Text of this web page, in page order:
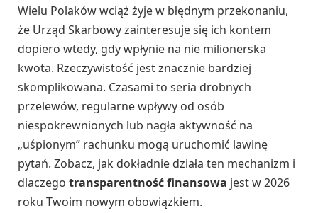
Wielu Polaków wciąż żyje w błędnym przekonaniu,
że Urząd Skarbowy zainteresuje się ich kontem
dopiero wtedy, gdy wpłynie na nie milionerska
kwota. Rzeczywistość jest znacznie bardziej
skomplikowana. Czasami to seria drobnych
przelewów, regularne wpływy od osób
niespokrewnionych lub nagła aktywność na
„uśpionym” rachunku mogą uruchomić lawinę
pytań. Zobacz, jak dokładnie działa ten mechanizm i
dlaczego transparentność finansowa jest w 2026
roku Twoim nowym obowiązkiem.